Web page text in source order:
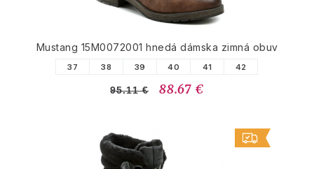
Mustang 15M0072001 hnedá dámska zimná obuv
37 38 39 40 41 42
95.11 € 88.67 €